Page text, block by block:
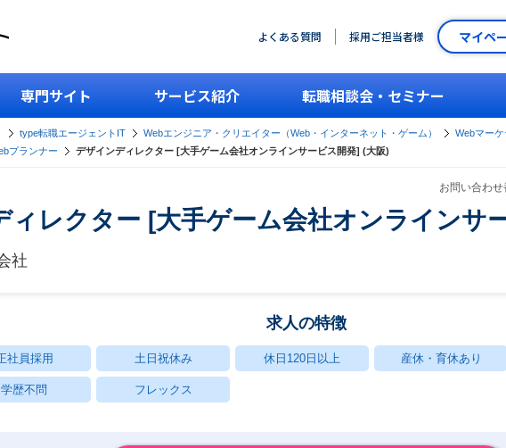
よくある質問 採用ご担当者様 マイペ
専門サイト サービス紹介 転職相談会・セミナー
type転職エージェントIT Webエンジニア・クリエイター（Web・インターネット・ゲーム）
Webマー
プランナー
デザインディレクター [大手ゲーム会社オンラインサービス開発] (大阪)
お問い合わ
ィレクター [大手ゲーム会社オンラインサ
社
求人の特徴
社員採用 土日祝休み 休日120日以上 産休・育休あり
学歴不問 フレックス